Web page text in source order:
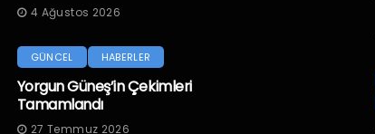
4 Ağustos 2026
GÜNCEL HABERLER
Yorgun Güneş’in Çekimleri
Tamamlandı
27 Temmuz 2026